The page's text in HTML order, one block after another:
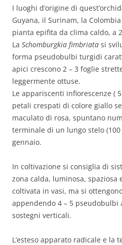
I luoghi d’origine di
Guyana, il Surinam, la Colombia
pianta epifita da clima caldo, a
La Schomburgkia fimbriata si
forma pseudobulbi turgidi
apici crescono 2 – 3 foglie
leggermente ottuse.
Le appariscenti infiorescenze (
petali crespati di colore giallo
maculato di rosa, spuntano
terminale di un lungo stelo
gennaio.
In coltivazione si consiglia di
zona calda, luminosa, spaziosa
coltivata in vasi, ma si
appendendo 4 – 5
sostegni verticali.
L’esteso apparato radicale e la